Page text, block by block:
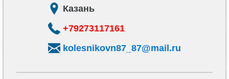
Казань
+79273117161
kolesnikovn87_87@mail.ru